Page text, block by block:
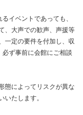
イベントであっても、
、大声での歓声、声援等
一定の要件を付加し、収
ず事前に会館にご相談
態によってリスクが異な
いたします。